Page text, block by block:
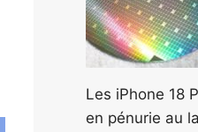
Les iPhone 18
en pénurie au